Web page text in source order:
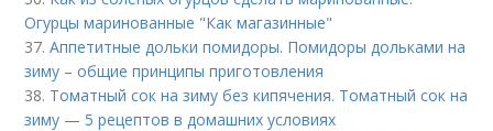
Огурцы маринованные "Как магазинные"
37.Аппетитные дольки помидоры. Помидоры дольками на
зиму – общие принципы приготовления
38. Томатный сок на зиму без кипячения. Томатный сок на
зиму — 5 рецептов в домашних условиях